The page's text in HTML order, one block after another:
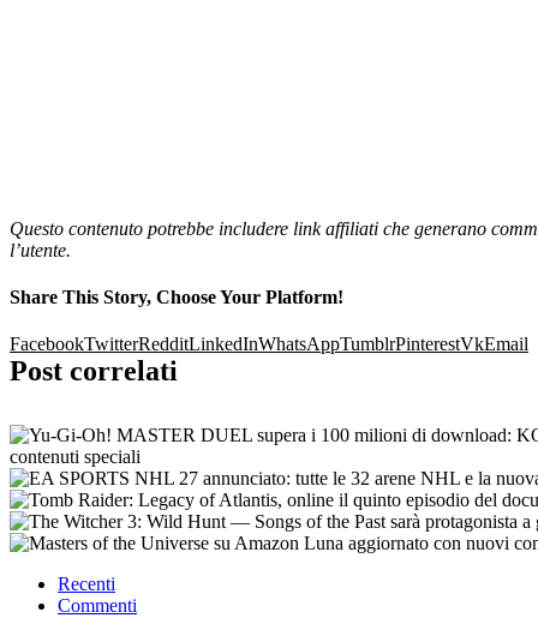
Questo contenuto potrebbe includere link affiliati che generano
l’utente.
Share This Story, Choose Your Platform!
FacebookTwitterRedditLinkedInWhatsAppTumblrPinterestVkEmail
Post correlati
Recenti
Commenti